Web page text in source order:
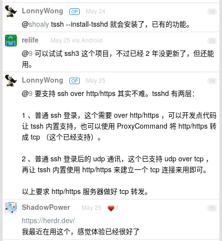
12
LonnyWong OP May 24
@shoaly tssh --install-tsshd 就会安装了，已有的功能。
13
relife May 25 via Android
@9 可以试试 ssh3 这个项目，不过已经 2 年没更新了，但还能
用。
14
LonnyWong OP May 25
@9 要支持 ssh over http/https 其实不难。tsshd 有两层：
1 、普通 ssh 登录，这个需要 over http/https ，可以开发点代码
让 tssh 内置支持，也可以使用 ProxyCommand 将 http/https 转
成 tcp （这个已经支持）。
2 、普通 ssh 登录后的 udp 通讯，这个已支持 udp over tcp ，
再让 tssh 内置使用 http/https 来建立一个 tcp 连接来用即可。
以上要求 http/https 服务器做好 tcp 转发。
15
ShadowPower May 25 1
https://herdr.dev/
我最近在用这个，感觉体验已经很好了